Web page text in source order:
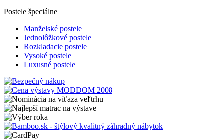
Postele špeciálne
Manželské postele
Jednolôžkové postele
Rozkladacie postele
Vysoké postele
Luxusné postele